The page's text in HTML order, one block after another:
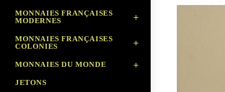
MONNAIES FRANÇAISES
MODERNES
MONNAIES FRANÇAISES
COLONIES
MONNAIES DU MONDE
JETONS